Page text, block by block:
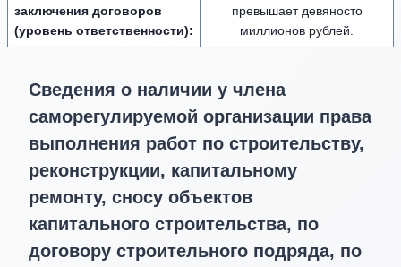
заключения договоров
(уровень ответственности):
превышает девяносто
миллионов рублей.
Сведения о наличии у члена
саморегулируемой организации права
выполнения работ по строительству,
реконструкции, капитальному
ремонту, сносу объектов
капитального строительства, по
договору строительного подряда, по